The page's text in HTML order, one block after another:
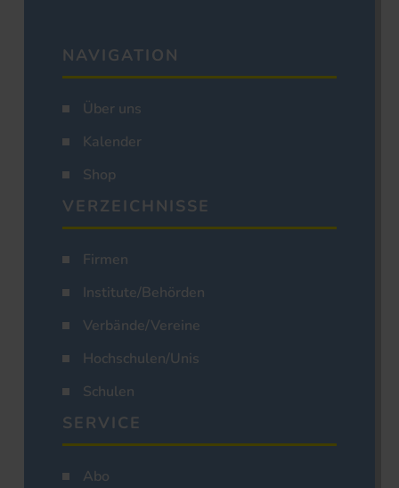
NAVIGATION
Über uns
Kalender
Shop
VERZEICHNISSE
Firmen
Institute/Behörden
Verbände/Vereine
Hochschulen/Unis
Schulen
SERVICE
Abo